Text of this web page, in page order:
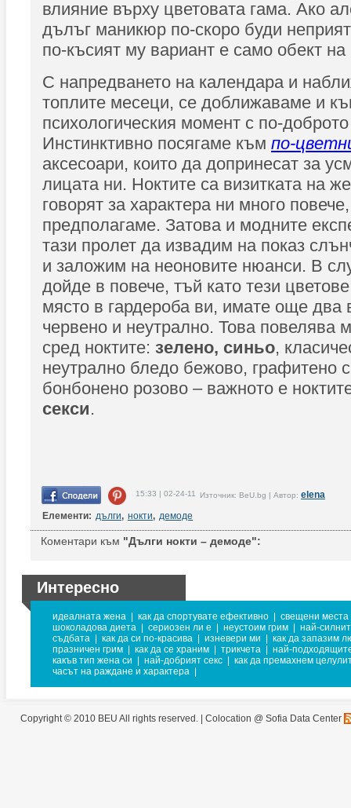
влияние върху цветовата гама. Ако
дълъг маникюр по-скоро буди
по-късият му вариант е само обект на
С напредването на календара и
топлите месеци, се доближаваме и
психологическия момент с по-
Инстинктивно посягаме към по-
аксесоари, които да допринесат за
лицата ни. Ноктите са визитката на
говорят за характера ни много
предполагаме. Затова и модните
тази пролет да извадим на показ
и заложим на неоновите нюанси. В
дойде в повече, тъй като тези
място в гардероба ви, имате още два
червено и неутрално. Това повелява
сред ноктите: зелено, синьо,
неутрално бледо бежово, графитено
бонбонено розово – важното е
секси.
15:33 | 02-24-11 Източник: BeU.bg | Автор: elena
Елементи: дълги, нокти, демоде
Коментари към "Дълги нокти – демоде":
Интересно
идеалната жена как да спортувате ефективно
свещени места
шоколадова диета
сериозен ли е неустоим грим
най-
съдбата
как да си по-красива изневери ми
как да запазим
празничен грим
как да се храним трикчета
най-
какъв тип жена си
най-добрият секс
как да премахнем
часът на раждане и характера
Copyright © 2010 BEU All rights reserved. | Colocation @ Sofia Data Center